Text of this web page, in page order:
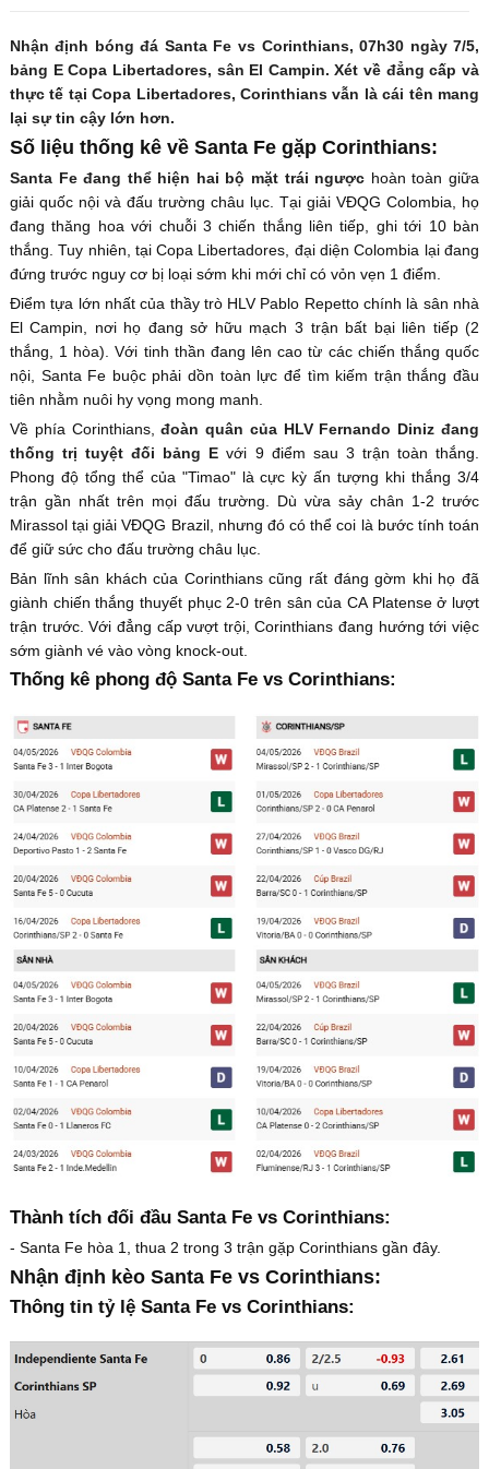
Nhận định bóng đá Santa Fe vs Corinthians, 07h30 ngày 7/5,
bảng E Copa Libertadores, sân El Campin. Xét về đẳng cấp và
thực tế tại Copa Libertadores, Corinthians vẫn là cái tên mang
lại sự tin cậy lớn hơn.
Số liệu thống kê về Santa Fe gặp Corinthians:
Santa Fe đang thể hiện hai bộ mặt trái ngược hoàn toàn giữa
giải quốc nội và đấu trường châu lục. Tại giải VĐQG Colombia, họ
đang thăng hoa với chuỗi 3 chiến thắng liên tiếp, ghi tới 10 bàn
thắng. Tuy nhiên, tại Copa Libertadores, đại diện Colombia lại đang
đứng trước nguy cơ bị loại sớm khi mới chỉ có vỏn vẹn 1 điểm.
Điểm tựa lớn nhất của thầy trò HLV Pablo Repetto chính là sân nhà
El Campin, nơi họ đang sở hữu mạch 3 trận bất bại liên tiếp (2
thắng, 1 hòa). Với tinh thần đang lên cao từ các chiến thắng quốc
nội, Santa Fe buộc phải dồn toàn lực để tìm kiếm trận thắng đầu
tiên nhằm nuôi hy vọng mong manh.
Về phía Corinthians,đoàn quân của HLV Fernando Diniz đang
thống trị tuyệt đối bảng Evới 9 điểm sau 3 trận toàn thắng.
Phong độ tổng thể của "Timao" là cực kỳ ấn tượng khi thắng 3/4
trận gần nhất trên mọi đấu trường. Dù vừa sảy chân 1-2 trước
Mirassol tại giải VĐQG Brazil, nhưng đó có thể coi là bước tính toán
để giữ sức cho đấu trường châu lục.
Bản lĩnh sân khách của Corinthians cũng rất đáng gờm khi họ đã
giành chiến thắng thuyết phục 2-0 trên sân của CA Platense ở lượt
trận trước. Với đẳng cấp vượt trội, Corinthians đang hướng tới việc
sớm giành vé vào vòng knock-out.
Thống kê phong độ Santa Fe vs Corinthians:
Thành tích đối đầu Santa Fe vs Corinthians:
- Santa Fe hòa 1, thua 2 trong 3 trận gặp Corinthians gần đây.
Nhận định kèo Santa Fe vs Corinthians:
Thông tin tỷ lệ Santa Fe vs Corinthians: